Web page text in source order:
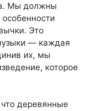
Мы должны
Это
— каждая
их, мы
которое
деревянные